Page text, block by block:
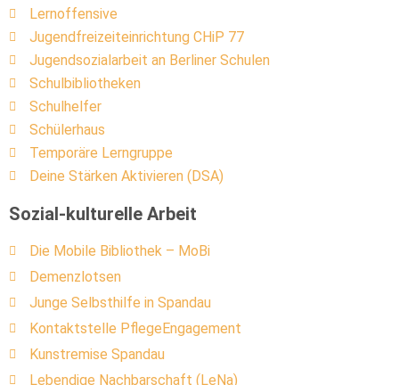
Lernoffensive
Jugendfreizeiteinrichtung CHiP 77
Jugendsozialarbeit an Berliner Schulen
Schulbibliotheken
Schulhelfer
Schülerhaus
Temporäre Lerngruppe
Deine Stärken Aktivieren (DSA)
Sozial-kulturelle Arbeit
Die Mobile Bibliothek – MoBi
Demenzlotsen
Junge Selbsthilfe in Spandau
Kontaktstelle PflegeEngagement
Kunstremise Spandau
Lebendige Nachbarschaft (LeNa)